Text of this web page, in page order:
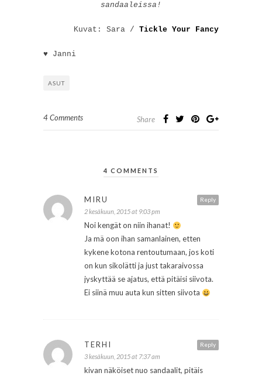
sandaaleissa!
Kuvat: Sara / Tickle Your Fancy
♥ Janni
ASUT
4 Comments Share
4 COMMENTS
Reply
MIRU
2 kesäkuun, 2015 at 9:03 pm
Noi kengät on niin ihanat!
Ja mä oon ihan samanlainen, etten
kykene kotona rentoutumaan, jos koti
on kun sikolätti ja just takaraivossa
jyskyttää se ajatus, että pitäisi siivota.
Ei siinä muu auta kun sitten siivota
Reply
TERHI
3 kesäkuun, 2015 at 7:37 am
kivan näköiset nuo sandaalit, pitäis